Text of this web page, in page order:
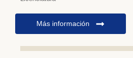
Más información